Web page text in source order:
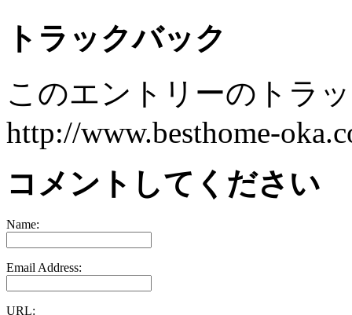
トラックバック
このエントリーのトラ
http://www.besthome-
コメントしてください
Name:
Email Address:
URL: